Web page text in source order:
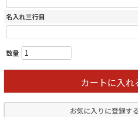
名入れ三行目
カートに入れ
お気に入りに登録する